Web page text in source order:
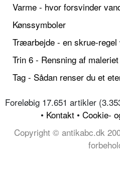
Varme - hvor forsvinder
Kønssymboler
Træarbejde - en skrue-regel
Trin 6 - Rensning af maleriet
Tag - Sådan renser du et
Foreløbig 17.651 artikler
• Kontakt • Cookie-
Copyright © antikabc.dk